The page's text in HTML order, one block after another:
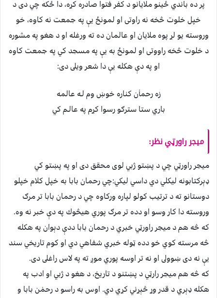
پر ده باندي ځينو ملايانو د كفر فتوا صادره كړه، دا ځكه چي دى د
خپل خلوت څخه نه راوتى او لمونځ يې په جمعت نه كاوه، خو
وروسته يو لړ پوه ملايان او عالمان ده ته ورغله او د هغو په مشوره
د خلوت څخه راووتى او لمونځ به يې په مسجد كي په جمعت كاوه
او په دې هكله يې دا شعر ويلى دى:
زه رحماٰن كناره خوښ وم لـه عالمه
باري ستا سترګو رسوا كړم په عالـم كي
ميجر راورټي نظر:
ميجر راورټي چي د پښتو ژبي لوى محقق دى او په پښتو كي
ډېركتابونه ليكلي دي داسي ليكي:چي رحمان بابا به خپل كلام خپلو
دوستانو ته د ترتيب كولو لپاره وركاوه چي د رحمان بابا تر مرګ
وروسته دا كار وسو او دده تر مرګ پوري هيڅوك په دې خبر نه وه.
كه څه هم د ميجر راورټي خبري د رحمان بابا ددې دېوان په هكله
څه مرسته كوي خو دده ټوله خبري شفاهي دي او كوم تاريخي سند
يې نه دى ښوولى او نه تر اوسه پوري موږ ته په لاس راغلى دى.
كه څه هم ميجر رارټي د پښتنو د تاريخ، د هغو د ژبي او ادب په
هكله ډېري د قدر وړ څېړني كړي دي. اوس به راسو د رحمٰن بابا و